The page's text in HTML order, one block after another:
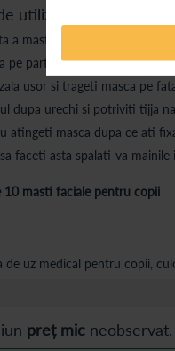
utilizare a mastii
a mastii se indreapta spre
pe partea superioara si
usor si trageti masca pe
dupa urechi si potriviti tijja
atingeti masca dupa ce ati
faceti asta spalati-va
10 masti faciale pentru copii
de uz medical pentru copii,
preț mic neobservat.